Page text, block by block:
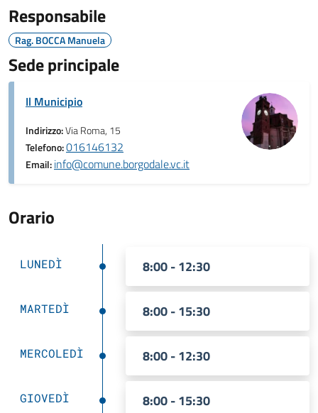
Responsabile
Rag. BOCCA Manuela
Sede principale
Il Municipio
Indirizzo:Via Roma, 15
Telefono:016146132
Email:info@comune.borgodale.vc.it
Orario
LUNEDÌ 8:00 - 12:30
MARTEDÌ 8:00 - 15:30
MERCOLEDÌ 8:00 - 12:30
GIOVEDÌ 8:00 - 15:30